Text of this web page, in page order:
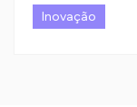
Inovação